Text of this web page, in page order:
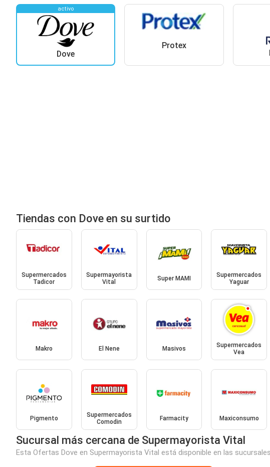
activo
Dove
Protex
Tiendas con Dove en su surtido
Supermercados
Tadicor
Supermayorista
Vital
Super MAMI
Supermercados
Yaguar
Makro El Nene Masivos
Supermercados
Vea
Pigmento
Supermercados
Comodin
Farmacity Maxiconsumo
Sucursal más cercana de Supermayorista Vital
Esta Ofertas Dove en Supermayorista Vital está disponible en las